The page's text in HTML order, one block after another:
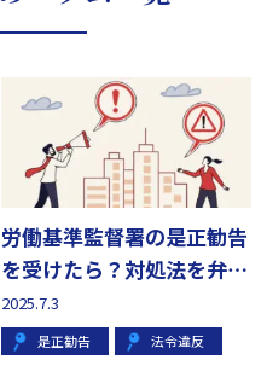
労働基準監督署の是正勧告
を受けたら？対処法を弁護
士が解説
2025.7.3
是正勧告 法令違反